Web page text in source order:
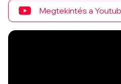
Megtekintés a